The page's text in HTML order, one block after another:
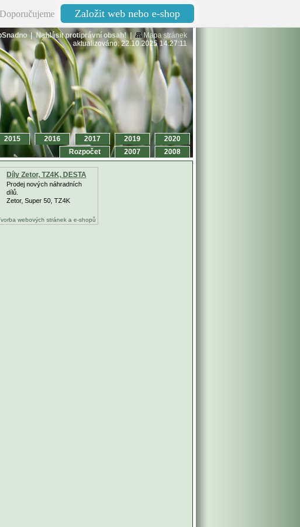
Doporučujeme Založit web nebo e-shop
|Nahlásit protiprávní obsah!|
Mapa stránek
aktualizováno: 22.10.2025 14:27:11
2020
2019
2017
2016
2015
2008
2007
Rozpočet
Díly Zetor, TZ4K, DESTA
Prodej nových náhradních
dílů.
Zetor, Super 50, TZ4K
webových stránek a e-shopů